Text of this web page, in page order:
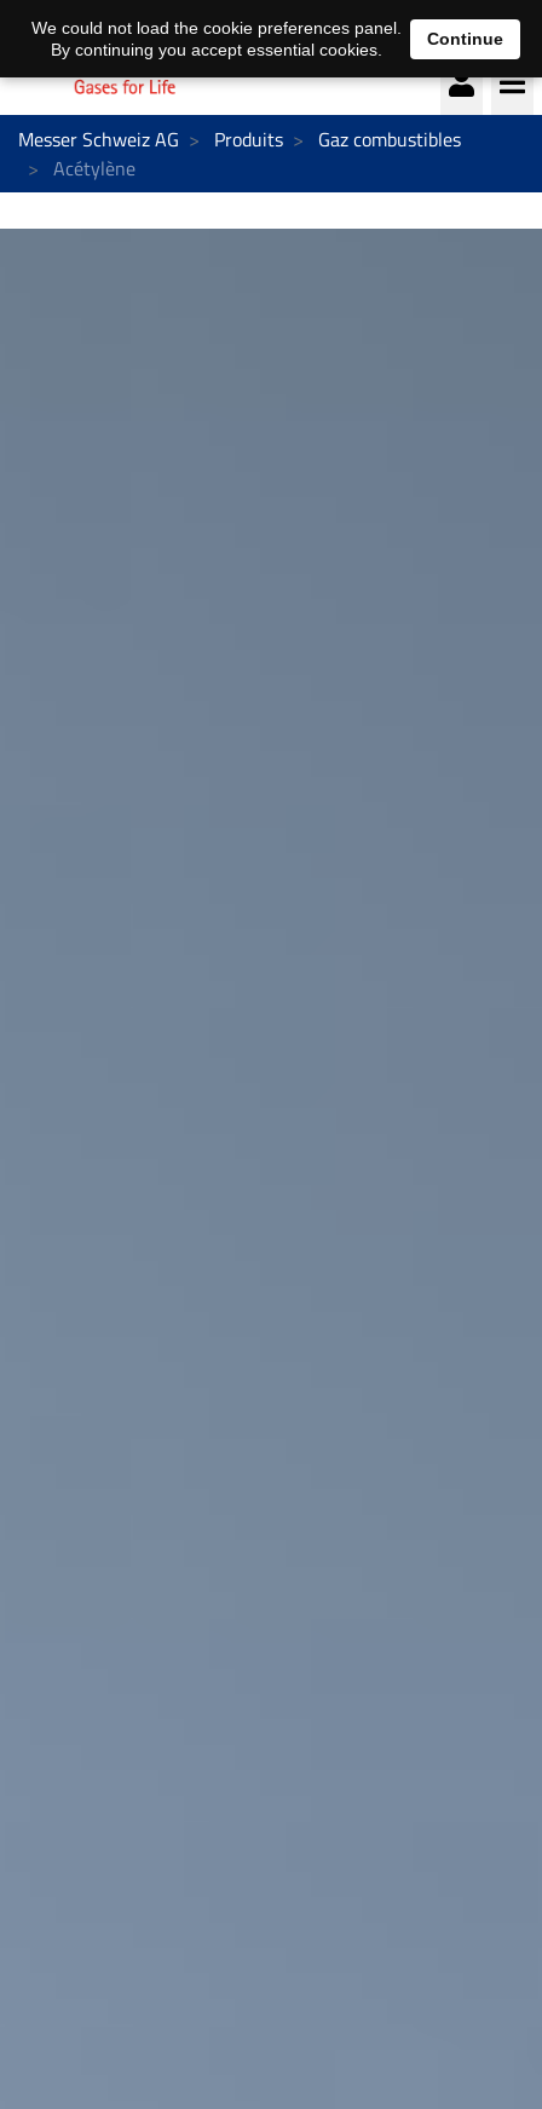
Deutsch français
Messer Schweiz AG Produits
Gaz combustibles
Acétylène
We could not load the cookie preferences panel.
By continuing you accept essential cookies.
Continue